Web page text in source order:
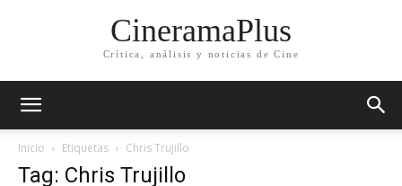
CineramaPlus
Crítica, análisis y noticias de Cine
Inicio Etiquetas Chris Trujillo
Tag: Chris Trujillo